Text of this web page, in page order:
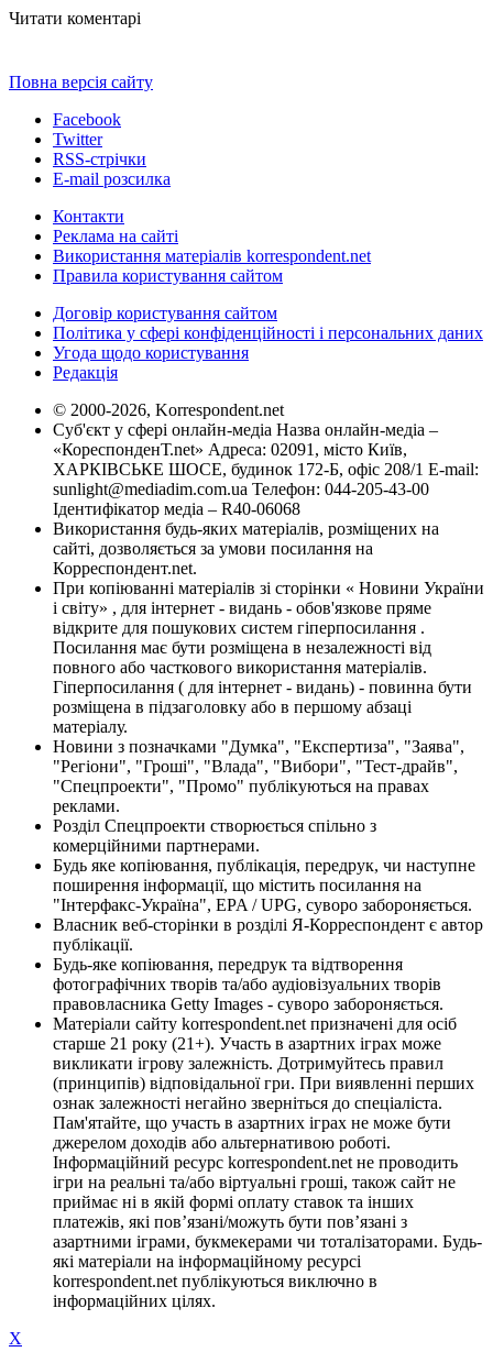
Читати коментарі
Повна версія сайту
Facebook
Twitter
RSS-стрічки
E-mail розсилка
Контакти
Реклама на сайті
Використання матеріалів korrespondent.net
Правила користування сайтом
Договір користування сайтом
Політика у сфері конфіденційності і персональних даних
Угода щодо користування
Редакція
© 2000-2026, Korrespondent.net
Суб'єкт у сфері онлайн-медіа Назва онлайн-медіа –
«КореспонденТ.net» Адреса: 02091, місто Київ,
ХАРКІВСЬКЕ ШОСЕ, будинок 172-Б, офіс 208/1 E-mail:
sunlight@mediadim.com.ua Телефон: 044-205-43-00
Ідентифікатор медіа – R40-06068
Використання будь-яких матеріалів, розміщених на
сайті, дозволяється за умови посилання на
Корреспондент.net.
При копіюванні матеріалів зі сторінки « Новини України
і світу» , для інтернет - видань - обов'язкове пряме
відкрите для пошукових систем гіперпосилання .
Посилання має бути розміщена в незалежності від
повного або часткового використання матеріалів.
Гіперпосилання ( для інтернет - видань) - повинна бути
розміщена в підзаголовку або в першому абзаці
матеріалу.
Новини з позначками "Думка", "Експертиза", "Заява",
"Регіони", "Гроші", "Влада", "Вибори", "Тест-драйв",
"Спецпроекти", "Промо" публікуються на правах
реклами.
Розділ Спецпроекти створюється спільно з
комерційними партнерами.
Будь яке копіювання, публікація, передрук, чи наступне
поширення інформації, що містить посилання на
"Інтерфакс-Україна", EPA / UPG, суворо забороняється.
Власник веб-сторінки в розділі Я-Корреспондент є автор
публікації.
Будь-яке копіювання, передрук та відтворення
фотографічних творів та/або аудіовізуальних творів
правовласника Getty Images - суворо забороняється.
Матеріали сайту korrespondent.net призначені для осіб
старше 21 року (21+). Участь в азартних іграх може
викликати ігрову залежність. Дотримуйтесь правил
(принципів) відповідальної гри. При виявленні перших
ознак залежності негайно зверніться до спеціаліста.
Пам'ятайте, що участь в азартних іграх не може бути
джерелом доходів або альтернативою роботі.
Інформаційний ресурс korrespondent.net не проводить
ігри на реальні та/або віртуальні гроші, також сайт не
приймає ні в якій формі оплату ставок та інших
платежів, які пов’язані/можуть бути пов’язані з
азартними іграми, букмекерами чи тоталізаторами. Будь-
які матеріали на інформаційному ресурсі
korrespondent.net публікуються виключно в
інформаційних цілях.
X